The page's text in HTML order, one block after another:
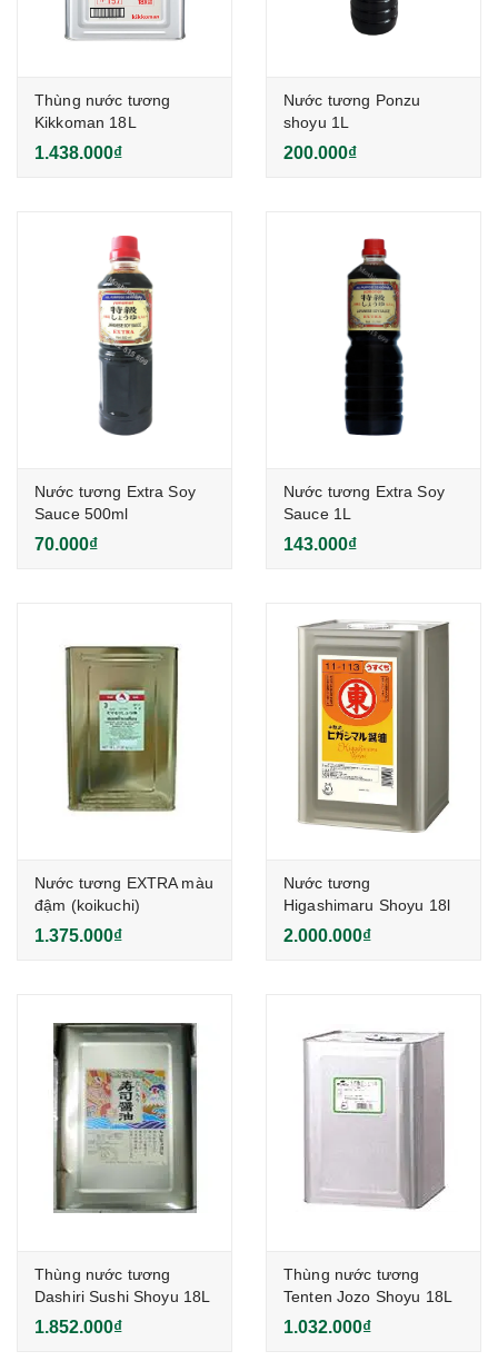
Thùng nước tương
Kikkoman 18L
1.438.000₫
Nước tương Ponzu
shoyu 1L
200.000₫
Nước tương Extra Soy
Sauce 500ml
70.000₫
Nước tương Extra Soy
Sauce 1L
143.000₫
Nước tương EXTRA màu
đậm (koikuchi)
YAMAMORI - 18L
1.375.000₫
Nước tương
Higashimaru Shoyu 18l
2.000.000₫
Thùng nước tương
Dashiri Sushi Shoyu 18L
1.852.000₫
Thùng nước tương
Tenten Jozo Shoyu 18L
1.032.000₫